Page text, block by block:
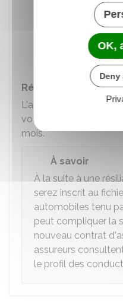
d'alcool ou
400 % en cas
(alcool,
exemple).
Résiliation du
L'assureur peut
votre contrat en
mois.
À savoir
À la suite à une
serez inscrit au
automobiles tenu
peut compliquer la
nouveau contrat
assureurs
le profil des
OK,